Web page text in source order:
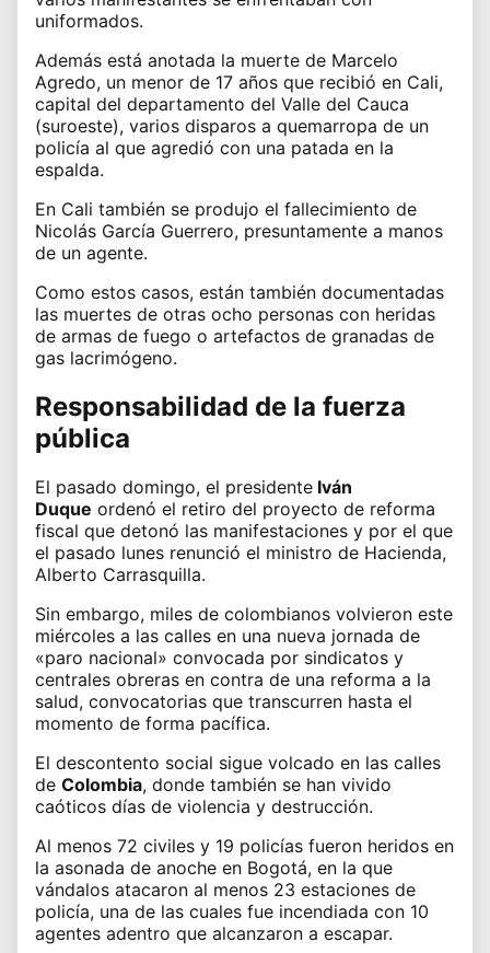
uniformados.
Además está anotada la muerte de Marcelo
Agredo, un menor de 17 años que recibió en Cali,
capital del departamento del Valle del Cauca
(suroeste), varios disparos a quemarropa de un
policía al que agredió con una patada en la
espalda.
En Cali también se produjo el fallecimiento de
Nicolás García Guerrero, presuntamente a manos
de un agente.
Como estos casos, están también documentadas
las muertes de otras ocho personas con heridas
de armas de fuego o artefactos de granadas de
gas lacrimógeno.
Responsabilidad de la fuerza
pública
El pasado domingo, el presidente Iván
Duque ordenó el retiro del proyecto de reforma
fiscal que detonó las manifestaciones y por el que
el pasado lunes renunció el ministro de Hacienda,
Alberto Carrasquilla.
Sin embargo, miles de colombianos volvieron este
miércoles a las calles en una nueva jornada de
«paro nacional» convocada por sindicatos y
centrales obreras en contra de una reforma a la
salud, convocatorias que transcurren hasta el
momento de forma pacífica.
El descontento social sigue volcado en las calles
de Colombia, donde también se han vivido
caóticos días de violencia y destrucción.
Al menos 72 civiles y 19 policías fueron heridos en
la asonada de anoche en Bogotá, en la que
vándalos atacaron al menos 23 estaciones de
policía, una de las cuales fue incendiada con 10
agentes adentro que alcanzaron a escapar.